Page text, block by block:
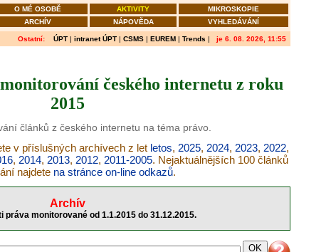
O MÉ OSOBĚ AKTIVITY
MIKROSKOPIE
ARCHÍV NÁPOVĚDA VYHLEDÁVÁNÍ
Ostatní: ÚPT | intranet ÚPT | CSMS | EUREM | Trends | je 6. 08. 2026, 11:55
českého internetu z roku
2015
článků z českého internetu na téma právo.
v příslušných archívech z let letos, 2025, 2024, 2023, 2022,
, 2014, 2013, 2012, 2011-2005. Nejaktuálnějších 100 článků
najdete na stránce on-line odkazů.
Archív
práva monitorované od 1.1.2015 do 31.12.2015.